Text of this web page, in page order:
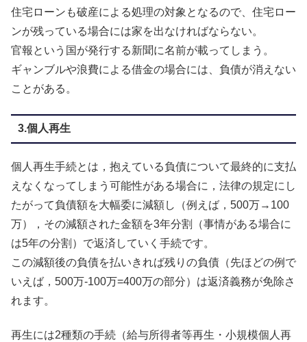
住宅ローンも破産による処理の対象となるので、住宅ロー
ンが残っている場合には家を出なければならない。
官報という国が発行する新聞に名前が載ってしまう。
ギャンブルや浪費による借金の場合には、負債が消えない
ことがある。
3.個人再生
個人再生手続とは，抱えている負債について最終的に支払
えなくなってしまう可能性がある場合に，法律の規定にし
たがって負債額を大幅委に減額し（例えば，500万→100
万），その減額された金額を3年分割（事情がある場合に
は5年の分割）で返済していく手続です。
この減額後の負債を払いきれば残りの負債（先ほどの例で
いえば，500万-100万=400万の部分）は返済義務が免除さ
れます。
再生には2種類の手続（給与所得者等再生・小規模個人再